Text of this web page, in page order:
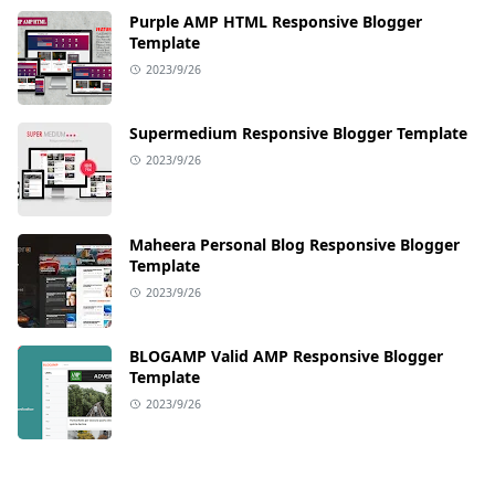
Purple AMP HTML Responsive Blogger
Template
2023/9/26
Supermedium Responsive Blogger Template
2023/9/26
Maheera Personal Blog Responsive Blogger
Template
2023/9/26
BLOGAMP Valid AMP Responsive Blogger
Template
2023/9/26